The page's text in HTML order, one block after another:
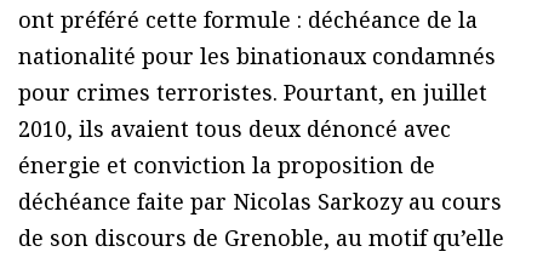
ont préféré cette formule : déchéance de la
nationalité pour les binationaux condamnés
pour crimes terroristes. Pourtant, en juillet
2010, ils avaient tous deux dénoncé avec
énergie et conviction la proposition de
déchéance faite par Nicolas Sarkozy au cours
de son discours de Grenoble, au motif qu’elle